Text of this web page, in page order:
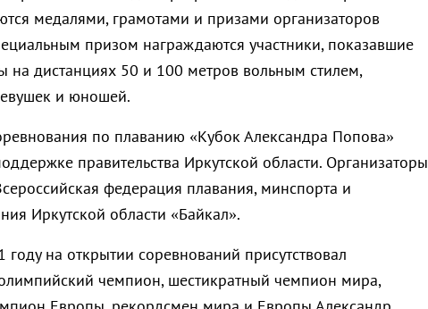
медалями, грамотами и призами организаторов
призом награждаются участники, показавшие
на дистанциях 50 и 100 метров вольным стилем,
и юношей.
по плаванию «Кубок Александра Попова»
правительства Иркутской области. Организаторы
федерация плавания, минспорта и
Иркутской области «Байкал».
на открытии соревнований присутствовал
чемпион, шестикратный чемпион мира,